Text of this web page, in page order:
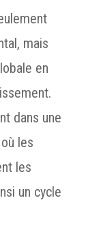
mais
en
dans une
les
les
un cycle